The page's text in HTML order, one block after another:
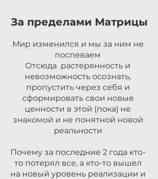
За пределами Матрицы
Мир изменился и мы за ним не
поспеваем
Отсюда растерянность и
невозможность осознать,
пропустить через себя и
сформировать свои новые
ценности в этой (пока) не
знакомой и не понятной новой
реальности
Почему за последние 2 года кто-
то потерял все, а кто-то вышел
на новый уровень реализации и